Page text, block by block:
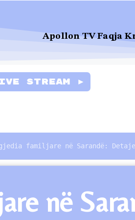
Apollon TV Faqja
Stream ►
familjare në Sarandë:
në